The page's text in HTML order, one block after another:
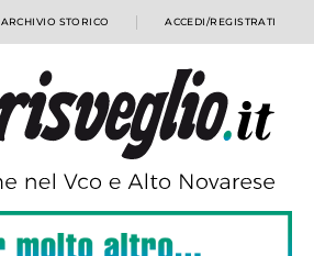
ARCHIVIO STORICO ACCEDI/REGISTRATI